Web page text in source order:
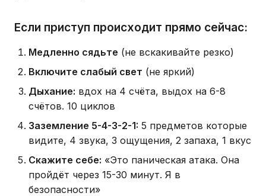
Если приступ происходит прямо сейчас:
Медленно сядьте (не вскакивайте резко)
Включите слабый свет (не яркий)
Дыхание: вдох на 4 счёта, выдох на 6-8
счётов. 10 циклов
Заземление 5-4-3-2-1: 5 предметов которые
видите, 4 звука, 3 ощущения, 2 запаха, 1 вкус
Скажите себе: «Это паническая атака. Она
пройдёт через 15-30 минут. Я в
безопасности»